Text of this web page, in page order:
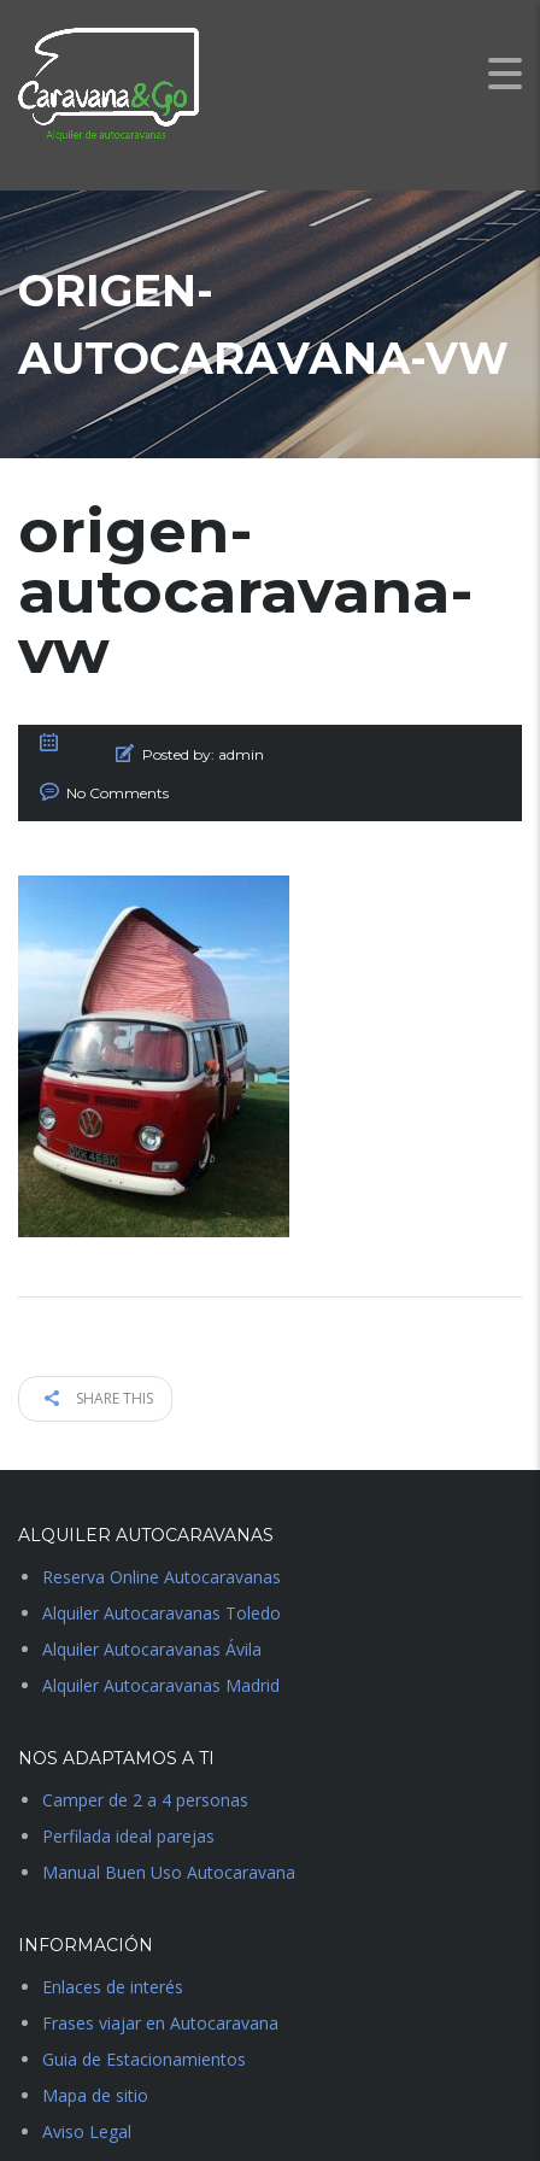
ORIGEN-
AUTOCARAVANA-VW
origen-
autocaravana-
vw
Posted by: admin
No Comments
SHARE THIS
ALQUILER AUTOCARAVANAS
Reserva Online Autocaravanas
Alquiler Autocaravanas Toledo
Alquiler Autocaravanas Ávila
Alquiler Autocaravanas Madrid
NOS ADAPTAMOS A TI
Camper de 2 a 4 personas
Perfilada ideal parejas
Manual Buen Uso Autocaravana
INFORMACIÓN
Enlaces de interés
Frases viajar en Autocaravana
Guia de Estacionamientos
Mapa de sitio
Aviso Legal